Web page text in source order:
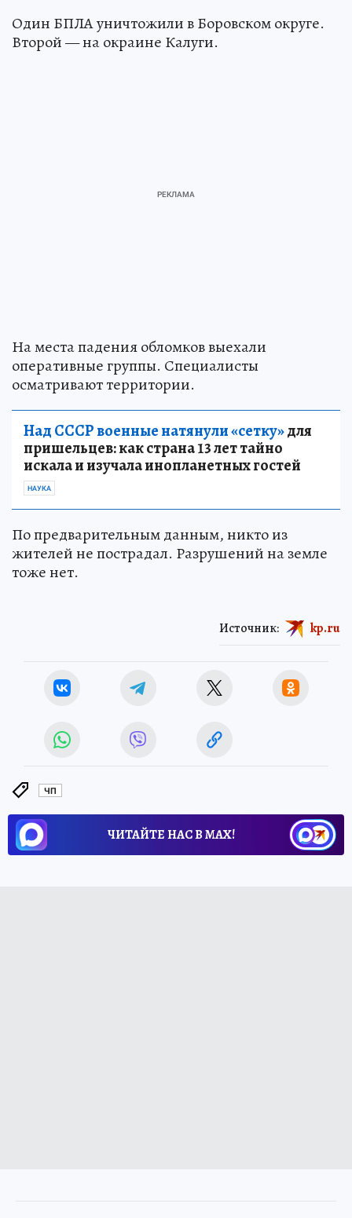
Один БПЛА уничтожили в Боровском округе.
Второй — на окраине Калуги.
На места падения обломков выехали
оперативные группы. Специалисты
осматривают территории.
Над СССР военные натянули «сетку»для
пришельцев: как страна 13 лет тайно
искала и изучала инопланетных гостей
НАУКА
По предварительным данным, никто из
жителей не пострадал. Разрушений на земле
тоже нет.
Источник: kp.ru
ЧП
ЧИТАЙТЕ НАС В МАХ!